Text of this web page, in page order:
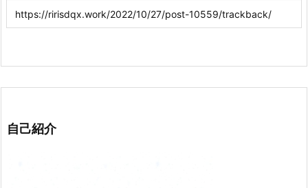
自己紹介